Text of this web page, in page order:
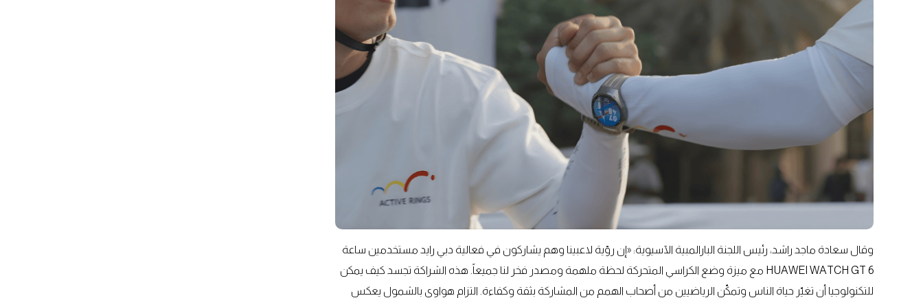
وقال سعادة ماجد راشد، رئيس اللجنة البارالمبية الآسيوية: «إن رؤية لاعبينا وهم يشاركون في فعالية دبي رايد مستخدمين ساعة
HUAWEI WATCH GT 6 مع ميزة وضع الكراسي المتحركة لحظة ملهمة ومصدر فخر لنا جميعاً. هذه الشراكة تجسد كيف يمكن
للتكنولوجيا أن تغيّر حياة الناس وتمكّن الرياضيين من أصحاب الهمم من المشاركة بثقة وكفاءة. التزام هواوي بالشمول يعكس